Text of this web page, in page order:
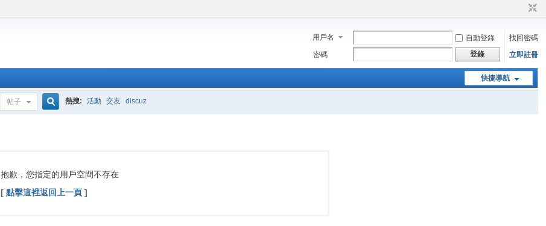
用戶名 自動登錄
找回密碼
密碼
登錄 立即註冊
快捷導航
帖子
索
熱搜: 活動 交友 discuz
抱歉，您指定的用戶空間不存在
[ 點擊這裡返回上一頁 ]